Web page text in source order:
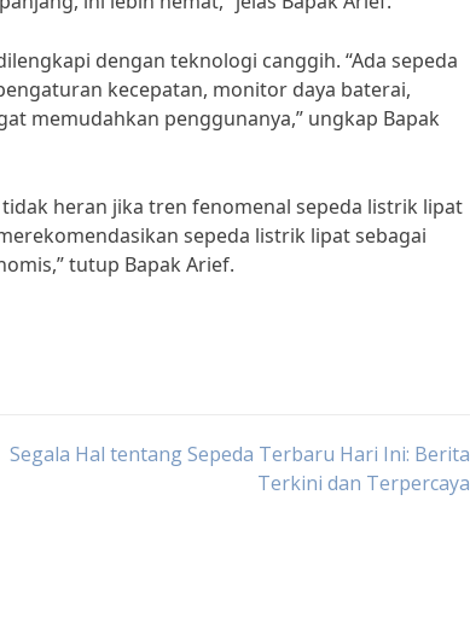
dengan teknologi canggih. “Ada sepeda
kecepatan, monitor daya baterai,
memudahkan penggunanya,” ungkap Bapak
heran jika tren fenomenal sepeda listrik lipat
sepeda listrik lipat sebagai
tutup Bapak Arief.
Segala Hal tentang Sepeda Terbaru Hari Ini: Berita
Terkini dan Terpercaya